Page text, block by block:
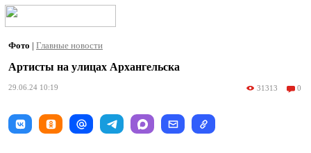
Фото | Главные новости
Артисты на улицах Архангельска
29.06.24 10:19 31313 0